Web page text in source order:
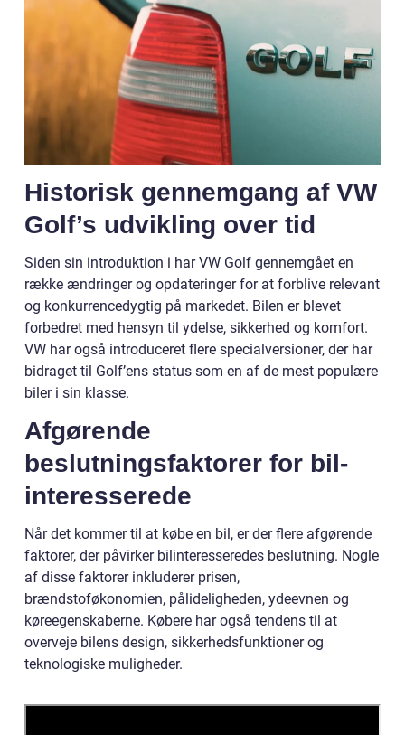
Historisk gennemgang af VW
Golf’s udvikling over tid
Siden sin introduktion i har VW Golf gennemgået en
række ændringer og opdateringer for at forblive relevant
og konkurrencedygtig på markedet. Bilen er blevet
forbedret med hensyn til ydelse, sikkerhed og komfort.
VW har også introduceret flere specialversioner, der har
bidraget til Golf’ens status som en af de mest populære
biler i sin klasse.
Afgørende
beslutningsfaktorer for bil-
interesserede
Når det kommer til at købe en bil, er der flere afgørende
faktorer, der påvirker bilinteresseredes beslutning. Nogle
af disse faktorer inkluderer prisen,
brændstoføkonomien, pålideligheden, ydeevnen og
køreegenskaberne. Købere har også tendens til at
overveje bilens design, sikkerhedsfunktioner og
teknologiske muligheder.